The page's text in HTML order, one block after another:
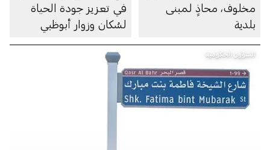
مخلوف، محاذٍ لمبنى
بلدية
في تعزيز جودة الحياة
لسُكان وزوار أبوظبي
الشؤون الحكومية